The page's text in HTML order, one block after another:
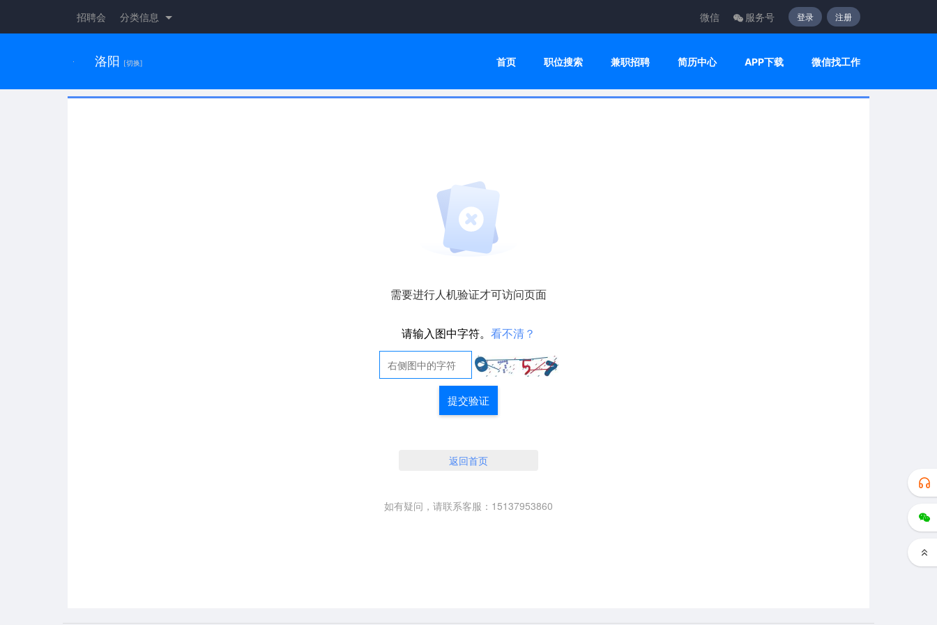
招聘会 分类信息 微信 服务号 登录 注册
洛阳 [切换] 首页 职位搜索 兼职招聘 简历中心 APP下载 微信找工作
需要进行人机验证才可访问页面
请输入图中字符。 看不清？
提交验证
返回首页
如有疑问，请联系客服：15137953860